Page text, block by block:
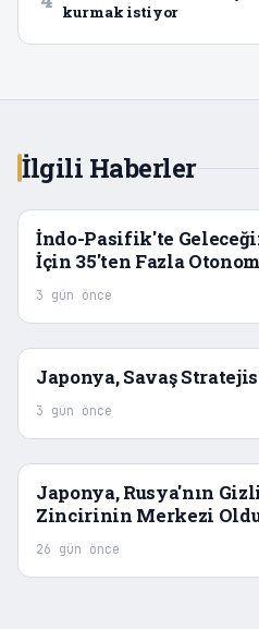
kurmak istiyor
İlgili Haberler
İndo-Pasifik'te
İçin 35'ten Fazla
3 gün önce
Japonya, Savaş
3 gün önce
Japonya, Rusya'nın
Zincirinin Merkezi
26 gün önce